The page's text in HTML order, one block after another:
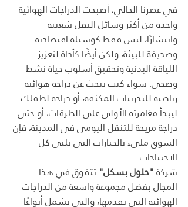
في عصرنا الحالي، أصبحت الدراجات الهوائية
واحدة من أكثر وسائل النقل شعبية
وانتشارًا، ليس فقط كوسيلة اقتصادية
وصديقة للبيئة، ولكن أيضًا كأداة لتعزيز
اللياقة البدنية وتحقيق أسلوب حياة نشط
وصحي. سواء كنت تبحث عن دراجة هوائية
رياضية للتدريبات المكثفة، أو دراجة لطفلك
ليبدأ مغامرته الأولى على الطرقات، أو حتى
دراجة مريحة للتنقل اليومي في المدينة، فإن
السوق مليء بالخيارات التي تلبي كل
الاحتياجات.
شركة "حلول بسكل" تتفوق في هذا
المجال بفضل مجموعة واسعة من الدراجات
الهوائية التي تقدمها، والتي تشمل أنواعًا